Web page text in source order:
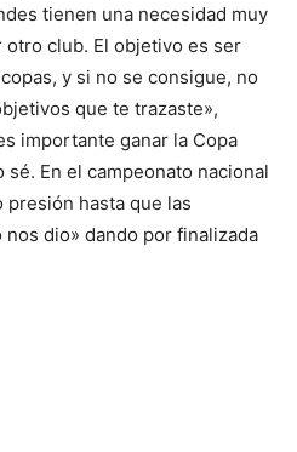
tienen una necesidad muy
club. El objetivo es ser
y si no se consigue, no
que te trazaste»,
importante ganar la Copa
sé. En el campeonato nacional
hasta que las
dio» dando por finalizada